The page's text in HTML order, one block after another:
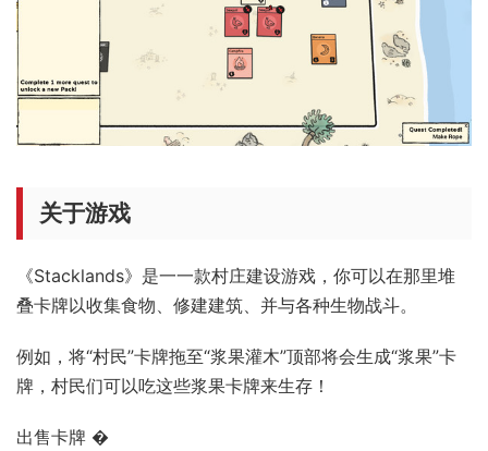
关于游戏
《Stacklands》是一一款村庄建设游戏，你可以在那里堆
叠卡牌以收集食物、修建建筑、并与各种生物战斗。
例如，将“村民”卡牌拖至“浆果灌木”顶部将会生成“浆果”卡
牌，村民们可以吃这些浆果卡牌来生存！
出售卡牌 �